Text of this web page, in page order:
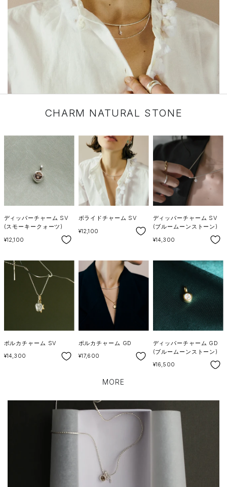
CHARM NATURAL STONE
ディッパーチャーム SV
(スモーキークォーツ)
SALE
¥12,100
ボライドチャーム SV
SALE
¥12,100
ディッパーチャーム SV
(ブルームーンストーン)
SALE
¥14,300
ポルカチャーム SV
SALE
¥14,300
ポルカチャーム GD
SALE
¥17,600
ディッパーチャーム GD
(ブルームーンストーン)
SALE
¥16,500
MORE